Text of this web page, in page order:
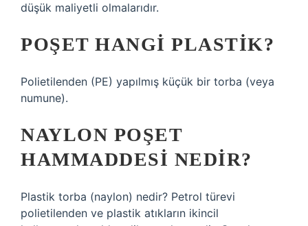
düşük maliyetli olmalarıdır.
POŞET HANGI PLASTIK?
Polietilenden (PE) yapılmış küçük bir torba (veya
numune).
NAYLON POŞET
HAMMADDESI NEDIR?
Plastik torba (naylon) nedir? Petrol türevi
polietilenden ve plastik atıkların ikincil